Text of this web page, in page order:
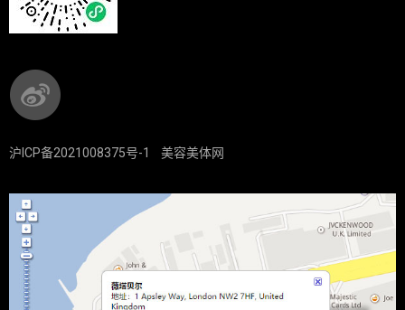
沪ICP备2021008375号-1 美容美体网